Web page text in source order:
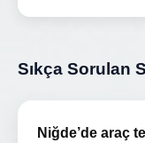
Sıkça Sorulan
Niğde’de araç